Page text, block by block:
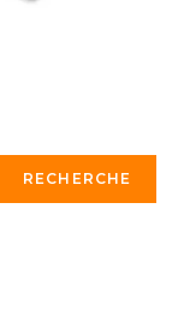
RECHERCHE